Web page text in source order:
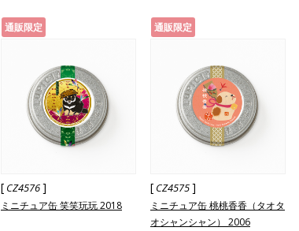
通販限定
[ CZ4576]
ミニチュア缶 笑笑玩玩 2018
通販限定
[ CZ4575]
ミニチュア缶 桃桃香香（タオタ
オシャンシャン） 2006